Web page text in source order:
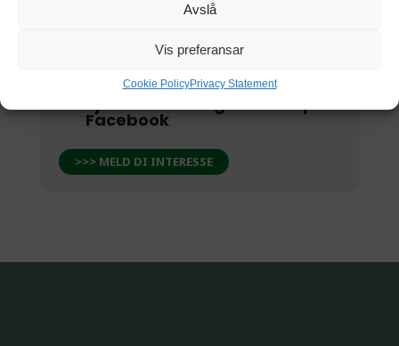
Avslå
Vis preferansar
Cookie PolicyPrivacy Statement
Sjå dette arrangementet på
Facebook
>>> MELD DI INTERESSE